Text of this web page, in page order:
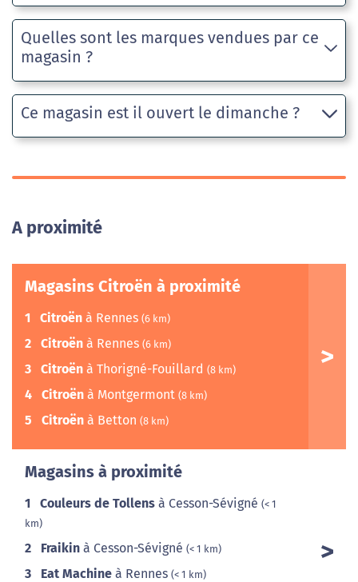
Quelles sont les marques vendues par ce
magasin ?
Ce magasin est il ouvert le dimanche ?
A proximité
Magasins Citroën à proximité
1 Citroën à Rennes (6 km)
2 Citroën à Rennes (6 km)
3 Citroën à Thorigné-Fouillard (8 km)
4 Citroën à Montgermont (8 km)
5 Citroën à Betton (8 km)
Magasins à proximité
1 Couleurs de Tollens à Cesson-Sévigné (< 1
km)
2 Fraikin à Cesson-Sévigné (< 1 km)
3 Eat Machine à Rennes (< 1 km)